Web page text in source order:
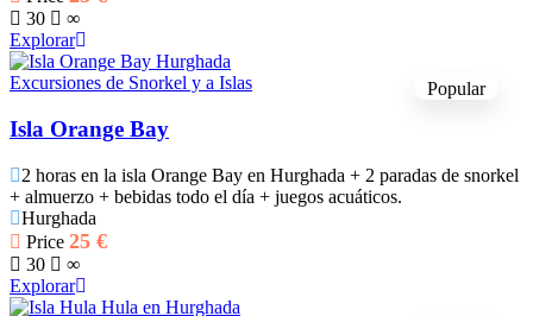
30
∞
Explorar
Popular
Excursiones de Snorkel y a Islas
Isla Orange Bay
2 horas en la isla Orange Bay en Hurghada + 2 paradas de snorkel
+ almuerzo + bebidas todo el día + juegos acuáticos.
Hurghada
Price 25 €
30
∞
Explorar